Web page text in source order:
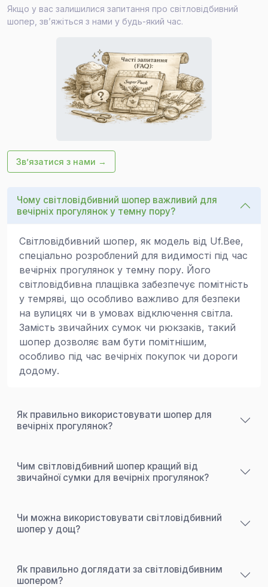
Якщо у вас залишилися запитання про світловідбивний
шопер, зв’яжіться з нами у будь-який час.
Зв’язатися з нами →
Чому світловідбивний шопер важливий для
вечірніх прогулянок у темну пору?
Світловідбивний шопер, як модель від Uf.Bee,
спеціально розроблений для видимості під час
вечірніх прогулянок у темну пору. Його
світловідбивна плащівка забезпечує помітність
у темряві, що особливо важливо для безпеки
на вулицях чи в умовах відключення світла.
Замість звичайних сумок чи рюкзаків, такий
шопер дозволяє вам бути помітнішим,
особливо під час вечірніх покупок чи дороги
додому.
Як правильно використовувати шопер для
вечірніх прогулянок?
Чим світловідбивний шопер кращий від
звичайної сумки для вечірніх прогулянок?
Чи можна використовувати світловідбивний
шопер у дощ?
Як правильно доглядати за світловідбивним
шопером?